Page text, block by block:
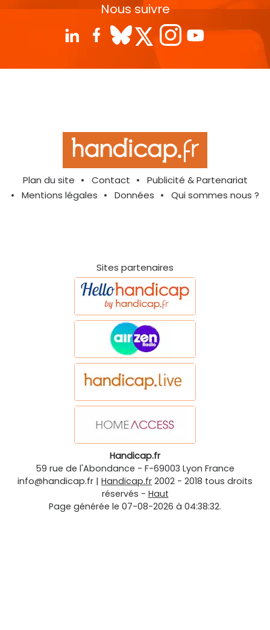
Nous suivre
Plan du site Contact
Publicité & Partenariat
Mentions légales
Données Qui sommes nous ?
Sites partenaires
Handicap.fr
59 rue de l'Abondance - F-69003 Lyon France
info@handicap.fr | Handicap.fr 2002 - 2018 tous droits
réservés - Haut
Page générée le 07-08-2026 à 04:38:32.